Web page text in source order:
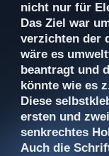
nicht nur für
Das Ziel war
verzichten der
wäre es
beantragt und
könnte wie es
Diese
ersten und
senkrechtes
Auch die